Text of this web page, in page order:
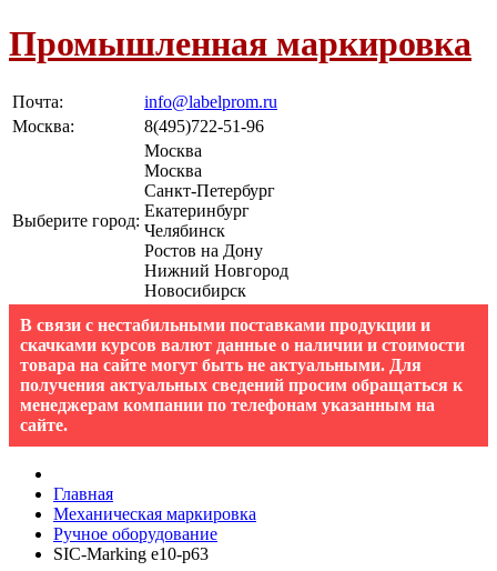
Промышленная маркировка
Почта:
info@labelprom.ru
Москва: 8(495)722-51-96
Выберите город:
Москва
Москва
Санкт-Петербург
Екатеринбург
Челябинск
Ростов на Дону
Нижний Новгород
Новосибирск
В связи с нестабильными поставками продукции и
скачками курсов валют данные о наличии и стоимости
товара на сайте могут быть не актуальными. Для
получения актуальных сведений просим обращаться к
менеджерам компании по телефонам указанным на
сайте.
Главная
Механическая маркировка
Ручное оборудование
SIC-Marking e10-p63